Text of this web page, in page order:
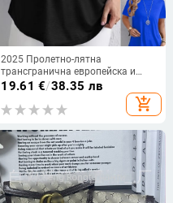
2025 Пролетно-лятна
трансгранична европейска и
американска Amazon Wish Export
Нова пролетно-лятна тениска с
чист цвят и елегантни копчета за
19.61 €/38.35 лв
add_shopping_cart